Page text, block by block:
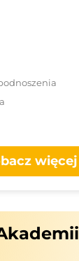
więcej